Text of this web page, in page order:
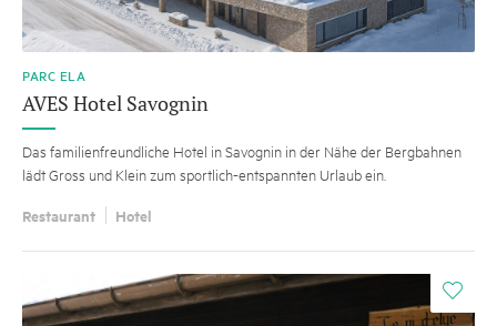
PARC ELA
AVES Hotel Savognin
Das familienfreundliche Hotel in Savognin in der Nähe der Bergbahnen
lädt Gross und Klein zum sportlich-entspannten Urlaub ein.
Restaurant Hotel
i